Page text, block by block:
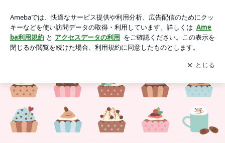
グ〜
アプリをダウンロードして ブログの更新通知
を受け取りまし
ょう。
開く